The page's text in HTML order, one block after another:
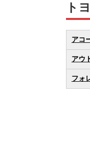
ト
アコ
アウ
フォ